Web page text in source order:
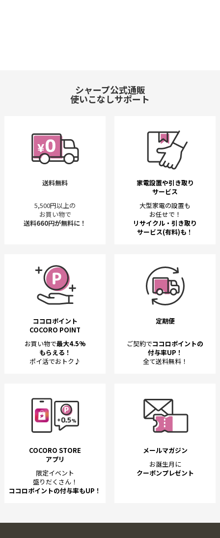
シャープ公式通販
使いこなしサポート
送料無料
5,500円以上の
お買い物で
送料660円が無料に！
家電設置や引き取り
サービス
大型家電の設置も
お任せで！
リサイクル・引き取り
サービス(有料)も！
ココロポイント
COCORO POINT
お買い物で最大4.5%
もらえる！
ポイ活でおトク♪
定期便
ご契約でココロポイントの
付与率UP！
全て送料無料！
COCORO STORE
アプリ
限定イベント
盛りだくさん！
ココロポイントの付与率もUP！
メールマガジン
お誕生月に
クーポンプレゼント